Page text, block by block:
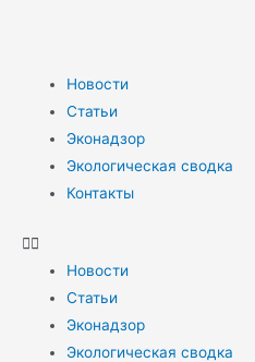
Новости
Статьи
Эконадзор
Экологическая сводка
Контакты
Новости
Статьи
Эконадзор
Экологическая сводка